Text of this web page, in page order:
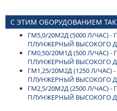
С ЭТИМ ОБОРУДОВАНИЕМ
ГМ5,0/20М2Д (5000 Л/ЧАС)
ПЛУНЖЕРНЫЙ ВЫСОКОГО
ГМ0,50/20М1Д (500 Л/ЧАС)
ПЛУНЖЕРНЫЙ ВЫСОКОГО
ГМ1,25/20М2Д (1250 Л/
ПЛУНЖЕРНЫЙ ВЫСОКОГО
ГМ2,5/20М2Д (2500 Л/ЧАС)
ПЛУНЖЕРНЫЙ ВЫСОКОГО